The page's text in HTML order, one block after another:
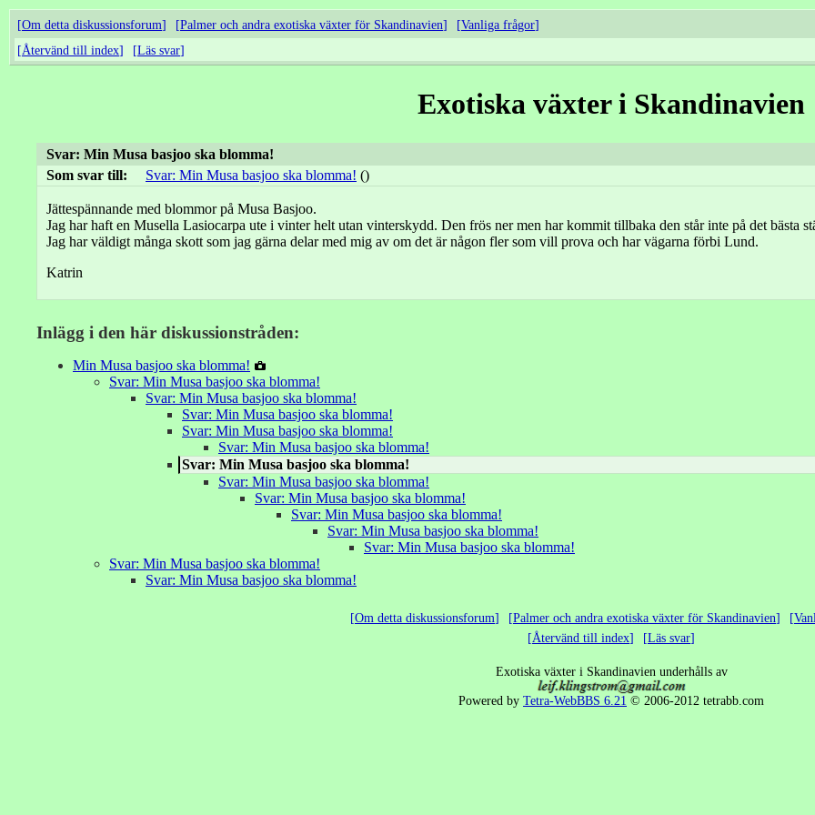
Om detta diskussionsforum Palmer och andra exotiska växter för Skandinavien
Vanliga frågor
Återvänd till index
Läs svar
Exotiska växter i Skandinavien
Svar: Min Musa basjoo ska blomma!
Som svar till:
Svar: Min Musa basjoo ska blomma! ()
Jättespännande med blommor på Musa Basjoo.
Jag har haft en Musella Lasiocarpa ute i vinter helt utan vinterskydd. Den frös ner men har kommit tillbaka den står inte på det bästa
Jag har väldigt många skott som jag gärna delar med mig av om det är någon fler som vill prova och har vägarna förbi Lund.
Katrin
Inlägg i den här diskussionstråden:
Min Musa basjoo ska blomma!
Svar: Min Musa basjoo ska blomma!
Svar: Min Musa basjoo ska blomma!
Svar: Min Musa basjoo ska blomma!
Svar: Min Musa basjoo ska blomma!
Svar: Min Musa basjoo ska blomma!
Svar: Min Musa basjoo ska blomma!
Svar: Min Musa basjoo ska blomma!
Svar: Min Musa basjoo ska blomma!
Svar: Min Musa basjoo ska blomma!
Svar: Min Musa basjoo ska blomma!
Svar: Min Musa basjoo ska blomma!
Svar: Min Musa basjoo ska blomma!
Svar: Min Musa basjoo ska blomma!
Om detta diskussionsforum Palmer och andra exotiska växter för Skandinavien
Återvänd till index
Läs svar
Exotiska växter i Skandinavien underhålls av
Powered by Tetra-WebBBS 6.21 © 2006-2012 tetrabb.com